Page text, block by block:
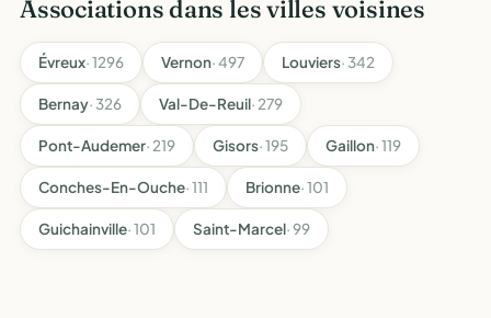
Associations dans les villes voisines
Évreux· 1296 Vernon· 497 Louviers· 342
Bernay· 326 Val-De-Reuil· 279
Pont-Audemer· 219 Gisors· 195 Gaillon· 119
Conches-En-Ouche· 111 Brionne· 101
Guichainville· 101 Saint-Marcel· 99